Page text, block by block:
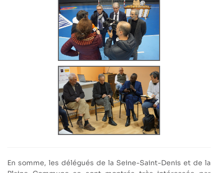
En somme, les délégués de la Seine-Saint-Denis et de la